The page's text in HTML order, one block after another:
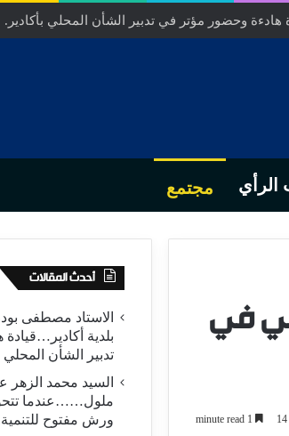
الترابية الى ورش مفتوح للتنمية.
الرأي مجتمع
في
14
أحدث المقالات
الاستاد مصطفى
بلدية
تدبير الشأن المحلي
السيد محمد الزهر
ملول……عندما تتحول
ورش مفتوح